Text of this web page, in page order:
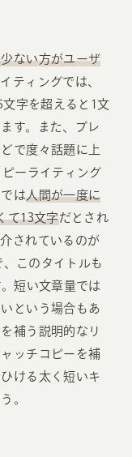
ない方がユーザ
ティングでは、
字を超えると1文
す。また、プレ
で度々話題に上
ーライティング
は人間が一度に
て13文字だとされ
されているのが
このタイトルも
短い文章量では
という場合もあ
補う説明的なリ
ッチコピーを補
ける太く短いキ
。